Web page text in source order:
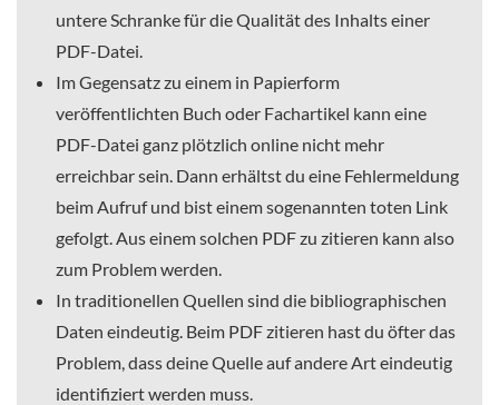
untere Schranke für die Qualität des Inhalts einer
PDF-Datei.
Im Gegensatz zu einem in Papierform
veröffentlichten Buch oder Fachartikel kann eine
PDF-Datei ganz plötzlich online nicht mehr
erreichbar sein. Dann erhältst du eine Fehlermeldung
beim Aufruf und bist einem sogenannten toten Link
gefolgt. Aus einem solchen PDF zu zitieren kann also
zum Problem werden.
In traditionellen Quellen sind die bibliographischen
Daten eindeutig. Beim PDF zitieren hast du öfter das
Problem, dass deine Quelle auf andere Art eindeutig
identifiziert werden muss.